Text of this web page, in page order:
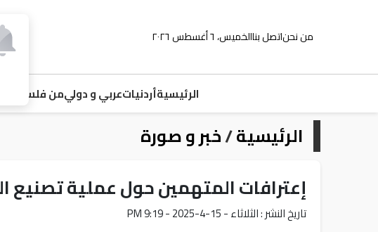
من نحناتصل بناالخميس، ٦ أغسطس ٢٠٢٦
الرئيسيةأردنياتعربي و دوليمن فلسطين
الرئيسية/خبر و صورة
إعترافات المتهمين حول عملية تصنيع
تاريخ النشر : الثلاثاء - 15-4-2025 - 9:19 PM